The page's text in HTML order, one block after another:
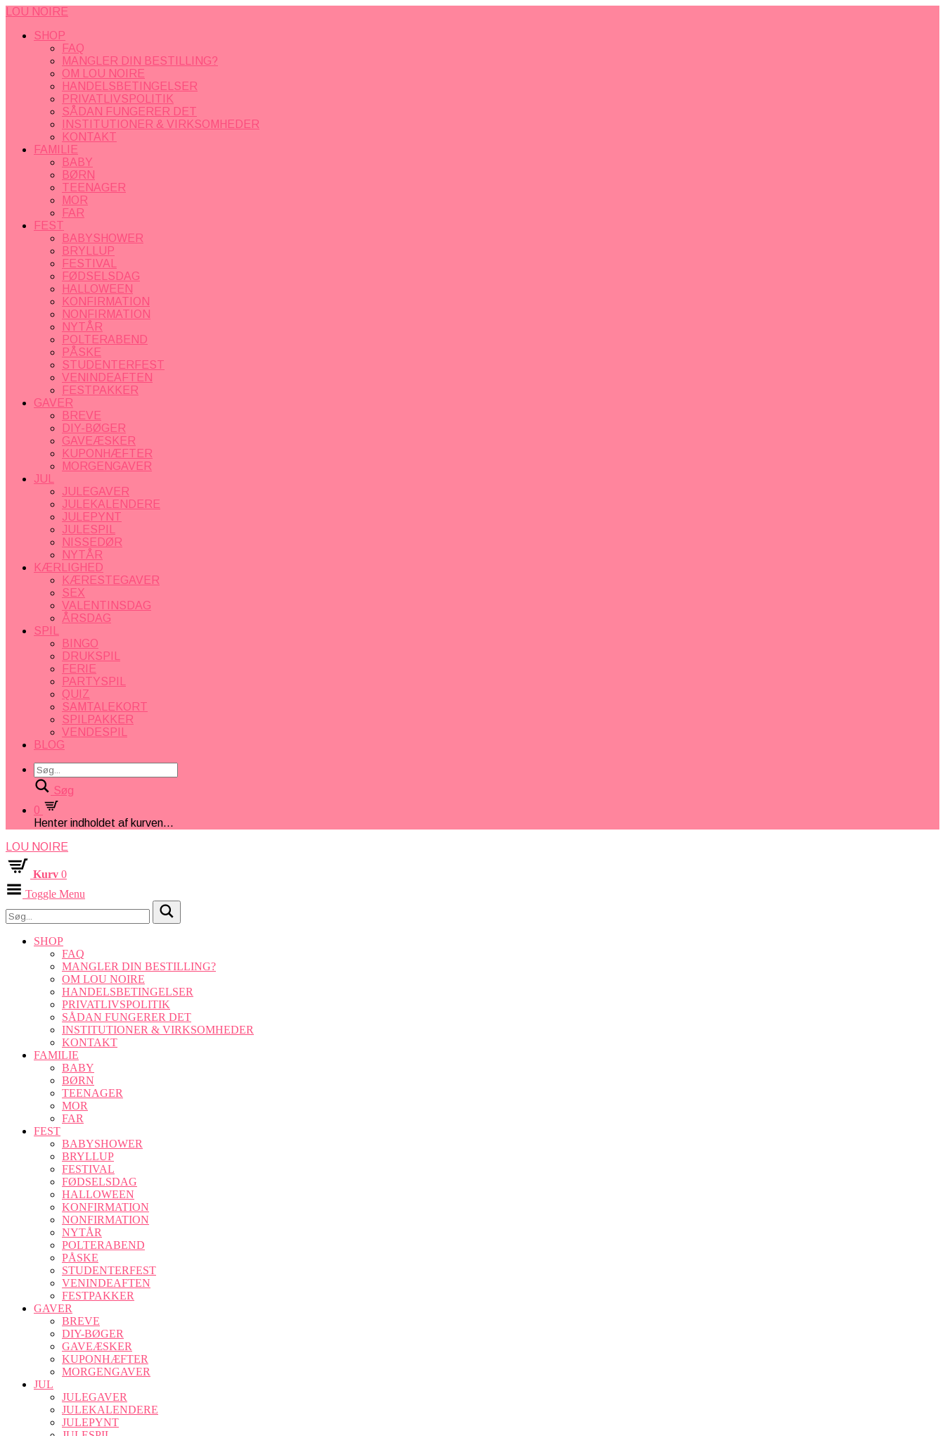
LOU NOIRE
SHOP
FAQ
MANGLER DIN BESTILLING?
OM LOU NOIRE
HANDELSBETINGELSER
PRIVATLIVSPOLITIK
SÅDAN FUNGERER DET
INSTITUTIONER & VIRKSOMHEDER
KONTAKT
FAMILIE
BABY
BØRN
TEENAGER
MOR
FAR
FEST
BABYSHOWER
BRYLLUP
FESTIVAL
FØDSELSDAG
HALLOWEEN
KONFIRMATION
NONFIRMATION
NYTÅR
POLTERABEND
PÅSKE
STUDENTERFEST
VENINDEAFTEN
FESTPAKKER
GAVER
BREVE
DIY-BØGER
GAVEÆSKER
KUPONHÆFTER
MORGENGAVER
JUL
JULEGAVER
JULEKALENDERE
JULEPYNT
JULESPIL
NISSEDØR
NYTÅR
KÆRLIGHED
KÆRESTEGAVER
SEX
VALENTINSDAG
ÅRSDAG
SPIL
BINGO
DRUKSPIL
FERIE
PARTYSPIL
QUIZ
SAMTALEKORT
SPILPAKKER
VENDESPIL
BLOG
Søg
0
Henter indholdet af kurven...
LOU NOIRE
Kurv 0
Toggle Menu
SHOP
FAQ
MANGLER DIN BESTILLING?
OM LOU NOIRE
HANDELSBETINGELSER
PRIVATLIVSPOLITIK
SÅDAN FUNGERER DET
INSTITUTIONER & VIRKSOMHEDER
KONTAKT
FAMILIE
BABY
BØRN
TEENAGER
MOR
FAR
FEST
BABYSHOWER
BRYLLUP
FESTIVAL
FØDSELSDAG
HALLOWEEN
KONFIRMATION
NONFIRMATION
NYTÅR
POLTERABEND
PÅSKE
STUDENTERFEST
VENINDEAFTEN
FESTPAKKER
GAVER
BREVE
DIY-BØGER
GAVEÆSKER
KUPONHÆFTER
MORGENGAVER
JUL
JULEGAVER
JULEKALENDERE
JULEPYNT